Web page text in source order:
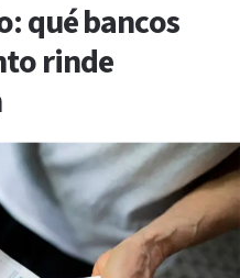
qué bancos
rinde